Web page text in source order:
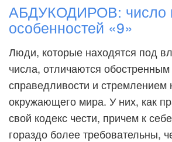
АБДУКОДИРОВ: число
особенностей «9»
Люди, которые находятся под
числа, отличаются
справедливости и стремлением
окружающего мира. У них, как
свой кодекс чести, причем к
гораздо более требовательны,